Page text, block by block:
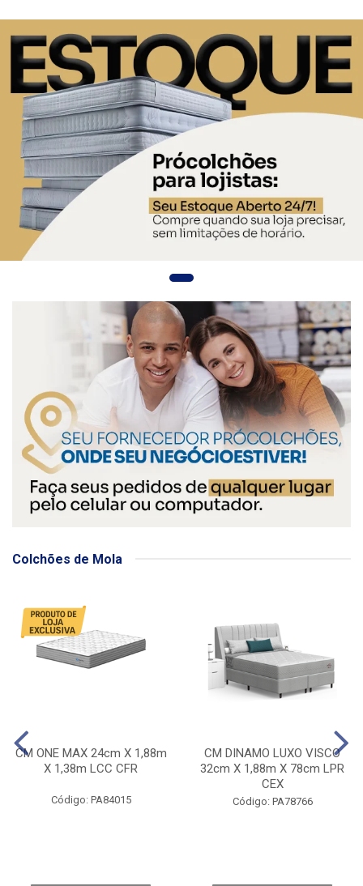
Colchões de Mola
CM ONE MAX 24cm X 1,88m
X 1,38m LCC CFR
Código: PA84015
CM DINAMO LUXO VISCO
32cm X 1,88m X 78cm LPR
CEX
Código: PA78766